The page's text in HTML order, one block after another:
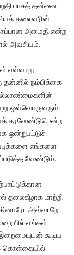
தன்னை
தலைவரின்
அமைதி என்ற
அவசியம்.
எவ்வாறு
தன்னில் நம்பிக்கை
ஒவ்வொருவரும்
தரவேண்டுமென்ற
ஒன்றுபட்டுச்
எங்களை
வேண்டும்.
மாற்றி
அவ்வாறே
எங்கள்
கூடிய
கொள்கையில்